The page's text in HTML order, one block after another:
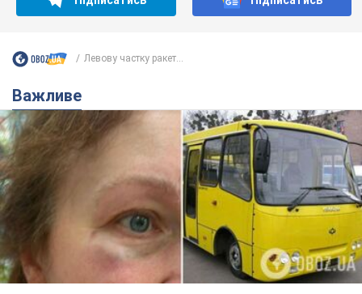
Левову частку ракет...
Важливе